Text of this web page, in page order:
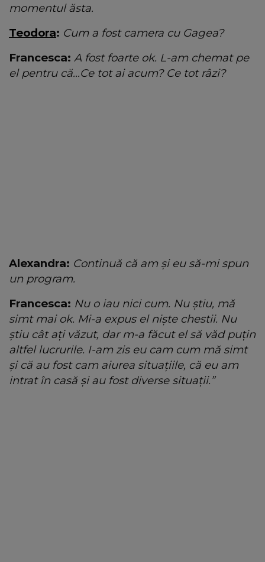
momentul ăsta.
Teodora: Cum a fost camera cu Gagea?
Francesca: A fost foarte ok. L-am chemat pe
el pentru că...Ce tot ai acum? Ce tot râzi?
Alexandra: Continuă că am și eu să-mi spun
un program.
Francesca: Nu o iau nici cum. Nu știu, mă
simt mai ok. Mi-a expus el niște chestii. Nu
știu cât ați văzut, dar m-a făcut el să văd puțin
altfel lucrurile. I-am zis eu cam cum mă simt
și că au fost cam aiurea situațiile, că eu am
intrat în casă și au fost diverse situații.”